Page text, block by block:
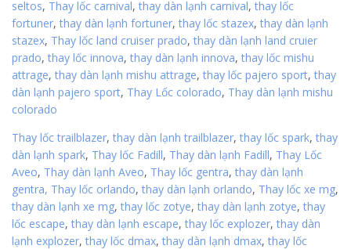
seltos, Thay lốc carnival, thay dàn lạnh carnival, thay lốc
fortuner, thay dàn lạnh fortuner, thay lốc stazex, thay dàn lạnh
stazex, Thay lốc land cruiser prado, thay dàn lạnh land cruier
prado, thay lốc innova, thay dàn lạnh innova, thay lốc mishu
attrage, thay dàn lạnh mishu attrage, thay lốc pajero sport, thay
dàn lạnh pajero sport, Thay Lốc colorado, Thay dàn lạnh mishu
colorado
Thay lốc trailblazer, thay dàn lạnh trailblazer, thay lốc spark, thay
dàn lạnh spark, Thay lốc Fadill, Thay dàn lạnh Fadill, Thay Lốc
Aveo, Thay dàn lạnh Aveo, Thay lốc gentra, thay dàn lạnh
gentra, Thay lốc orlando, thay dàn lạnh orlando, Thay lốc xe mg,
thay dàn lạnh xe mg, thay lốc zotye, thay dàn lạnh zotye, thay
lốc escape, thay dàn lạnh escape, thay lốc explozer, thay dàn
lạnh explozer, thay lốc dmax, thay dàn lạnh dmax, thay lốc